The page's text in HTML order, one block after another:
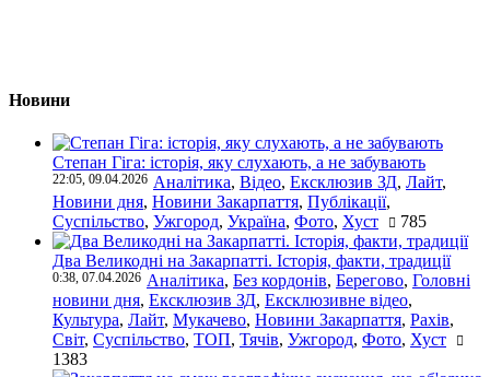
Новини
Степан Гіга: історія, яку слухають, а не забувають
22:05, 09.04.2026 Аналітика, Відео, Ексклюзив ЗД, Лайт,
Новини дня, Новини Закарпаття, Публікації,
Суспільство, Ужгород, Україна, Фото, Хуст 785
Два Великодні на Закарпатті. Історія, факти, традиції
0:38, 07.04.2026 Аналітика, Без кордонів, Берегово, Головні
новини дня, Ексклюзив ЗД, Ексклюзивне відео,
Культура, Лайт, Мукачево, Новини Закарпаття, Рахів,
Світ, Суспільство, ТОП, Тячів, Ужгород, Фото, Хуст
1383